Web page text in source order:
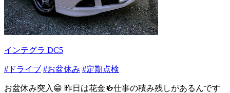
インテグラ DC5
#ドライブ #お盆休み #定期点検
お盆休み突入😁 昨日は花金🍻仕事の積み残しがあるんです